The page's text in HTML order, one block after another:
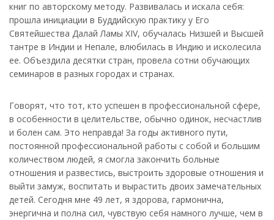
книг по авторскому методу. Развивалась и искала себя:
прошла инициации в Буддийскую практику у Его
Святейшества Далай Ламы XIV, обучалась Низшей и Высшей
тантре в Индии и Непале, влюбилась в Индию и исколесила
ее. Объездила десятки стран, провела сотни обучающих
семинаров в разных городах и странах.
Говорят, что тот, кто успешен в профессиональной сфере,
в особенности в целительстве, обычно одинок, несчастлив
и болен сам. Это неправда! За годы активного пути,
постоянной профессиональной работы с собой и большим
количеством людей, я смогла закончить больные
отношения и развестись, выстроить здоровые отношения и
выйти замуж, воспитать и вырастить двоих замечательных
детей. Сегодня мне 49 лет, я здорова, гармонична,
энергична и полна сил, чувствую себя намного лучше, чем в